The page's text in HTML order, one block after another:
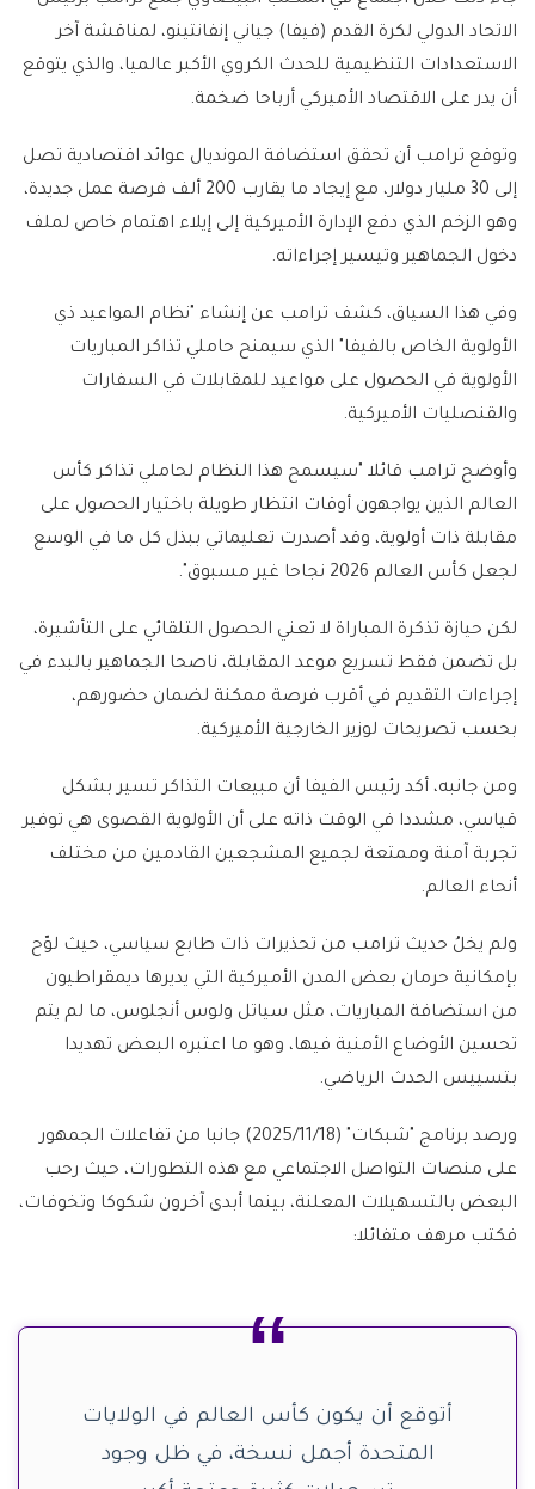
الاتحاد الدولي لكرة القدم (فيفا) جياني إنفانتينو، لمناقشة آخر
الاستعدادات التنظيمية للحدث الكروي الأكبر عالميا، والذي يتوقع
أن يدر على الاقتصاد الأميركي أرباحا ضخمة.
وتوقع ترامب أن تحقق استضافة المونديال عوائد اقتصادية تصل
إلى 30 مليار دولار، مع إيجاد ما يقارب 200 ألف فرصة عمل جديدة،
وهو الزخم الذي دفع الإدارة الأميركية إلى إيلاء اهتمام خاص لملف
دخول الجماهير وتيسير إجراءاته.
وفي هذا السياق، كشف ترامب عن إنشاء "نظام المواعيد ذي
الأولوية الخاص بالفيفا" الذي سيمنح حاملي تذاكر المباريات
الأولوية في الحصول على مواعيد للمقابلات في السفارات
والقنصليات الأميركية.
وأوضح ترامب قائلا "سيسمح هذا النظام لحاملي تذاكر كأس
العالم الذين يواجهون أوقات انتظار طويلة باختيار الحصول على
مقابلة ذات أولوية، وقد أصدرت تعليماتي ببذل كل ما في الوسع
لجعل كأس العالم 2026 نجاحا غير مسبوق".
لكن حيازة تذكرة المباراة لا تعني الحصول التلقائي على التأشيرة،
بل تضمن فقط تسريع موعد المقابلة، ناصحا الجماهير بالبدء في
إجراءات التقديم في أقرب فرصة ممكنة لضمان حضورهم،
بحسب تصريحات لوزير الخارجية الأميركية.
ومن جانبه، أكد رئيس الفيفا أن مبيعات التذاكر تسير بشكل
قياسي، مشددا في الوقت ذاته على أن الأولوية القصوى هي توفير
تجربة آمنة وممتعة لجميع المشجعين القادمين من مختلف
أنحاء العالم.
ولم يخلُ حديث ترامب من تحذيرات ذات طابع سياسي، حيث لوّح
بإمكانية حرمان بعض المدن الأميركية التي يديرها ديمقراطيون
من استضافة المباريات، مثل سياتل ولوس أنجلوس، ما لم يتم
تحسين الأوضاع الأمنية فيها، وهو ما اعتبره البعض تهديدا
بتسييس الحدث الرياضي.
ورصد برنامج "شبكات" (2025/11/18) جانبا من تفاعلات الجمهور
على منصات التواصل الاجتماعي مع هذه التطورات، حيث رحب
البعض بالتسهيلات المعلنة، بينما أبدى آخرون شكوكا وتخوفات،
فكتب مرهف متفائلا:
أتوقع أن يكون كأس العالم في الولايات
المتحدة أجمل نسخة، في ظل وجود